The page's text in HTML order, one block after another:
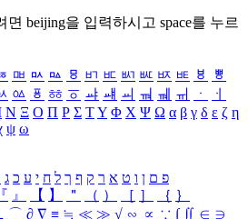
면 beijing을 입력하시고 space를 누르
ㅮ ㅯ ㅰ ㅱ ㅲ ㅳ ㅴ ㅵ ㅶ ㅷ ㅸ
ㅹ
ㆃ ㆄ ㆅ ㆆ ㆇ ㆈ ㆉ ㆊ ㆋ ㆌ ㆍ
ㆎ
Ν Ξ Ο Π Ρ Σ ΤΥ Φ Χ Ψ Ω α β γ δ ε ζ η
ψ ω
פ ם ן ו ט א ר ק ף ך ל ח י ע כ ג
『 』 【 】 ＂ （ ） ［ ］ ｛ ｝
⌒ ∂ ∇ ≡ ≒ ≪ ≫ √ ∽ ∝ ∵ ∫ ∬ ∈ ∋